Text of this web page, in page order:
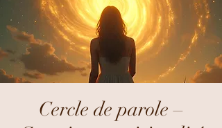
Cercle de parole –